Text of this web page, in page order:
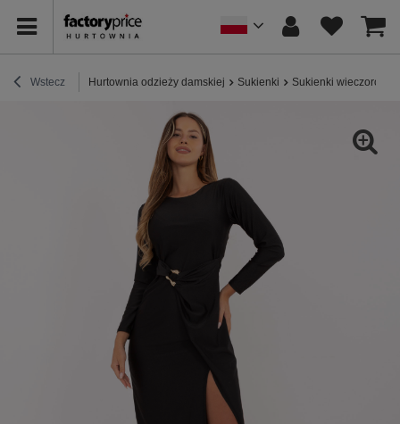
Wstecz Hurtownia odzieży damskiej Sukienki Sukienki wieczorowe